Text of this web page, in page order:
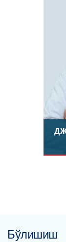
Бўлишиш